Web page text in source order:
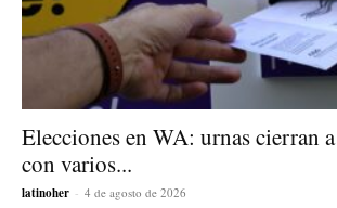
Elecciones en WA: urnas cierran
con varios...
latinoher - 4 de agosto de 2026